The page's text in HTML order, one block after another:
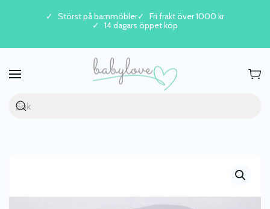
Skip to main content
Störst på barnmöbler
Fri frakt över 1000 kr
14 dagars öppet köp